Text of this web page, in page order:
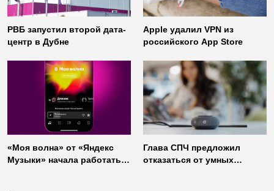
РВБ запустил второй дата-
центр в Дубне
Apple удалил VPN из
российского App Store
«Моя волна» от «Яндекс
Музыки» начала работать
Глава СПЧ предложил
отказаться от умных